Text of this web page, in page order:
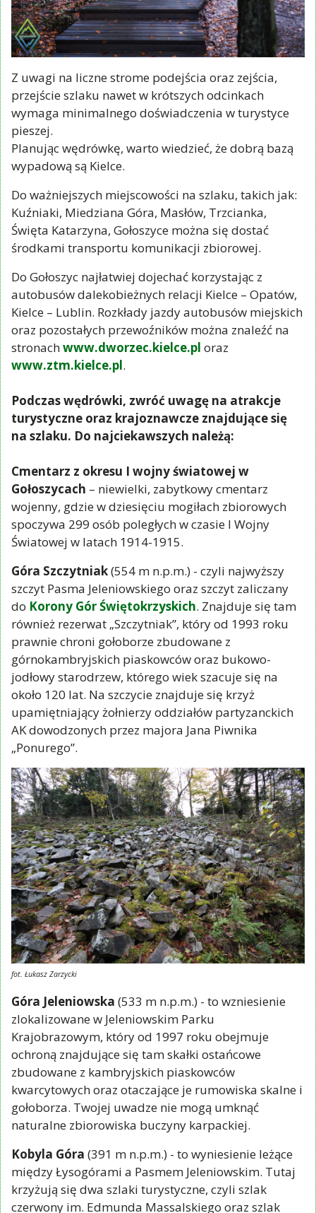
Z uwagi na liczne strome podejścia oraz zejścia,
przejście szlaku nawet w krótszych odcinkach
wymaga minimalnego doświadczenia w turystyce
pieszej.
Planując wędrówkę, warto wiedzieć, że dobrą bazą
wypadową są Kielce.
Do ważniejszych miejscowości na szlaku, takich jak:
Kuźniaki, Miedziana Góra, Masłów, Trzcianka,
Święta Katarzyna, Gołoszyce można się dostać
środkami transportu komunikacji zbiorowej.
Do Gołoszyc najłatwiej dojechać korzystając z
autobusów dalekobieżnych relacji Kielce – Opatów,
Kielce – Lublin. Rozkłady jazdy autobusów miejskich
oraz pozostałych przewoźników można znaleźć na
stronachwww.dworzec.kielce.pl oraz
www.ztm.kielce.pl.
Podczas wędrówki, zwróć uwagę na atrakcje
turystyczne oraz krajoznawcze znajdujące się
na szlaku. Do najciekawszych należą:
Cmentarz z okresu I wojny światowej w
Gołoszycach – niewielki, zabytkowy cmentarz
wojenny, gdzie w dziesięciu mogiłach zbiorowych
spoczywa 299 osób poległych w czasie I Wojny
Światowej w latach 1914-1915.
Góra Szczytniak(554 m n.p.m.) - czyli najwyższy
szczyt Pasma Jeleniowskiego oraz szczyt zaliczany
do Korony Gór Świętokrzyskich. Znajduje się tam
również rezerwat „Szczytniak”, który od 1993 roku
prawnie chroni gołoborze zbudowane z
górnokambryjskich piaskowców oraz bukowo-
jodłowy starodrzew, którego wiek szacuje się na
około 120 lat. Na szczycie znajduje się krzyż
upamiętniający żołnierzy oddziałów partyzanckich
AK dowodzonych przez majora Jana Piwnika
„Ponurego”.
fot. Łukasz Zarzycki
Góra Jeleniowska (533 m n.p.m.) - to wzniesienie
zlokalizowane w Jeleniowskim Parku
Krajobrazowym, który od 1997 roku obejmuje
ochroną znajdujące się tam skałki ostańcowe
zbudowane z kambryjskich piaskowców
kwarcytowych oraz otaczające je rumowiska skalne i
gołoborza. Twojej uwadze nie mogą umknąć
naturalne zbiorowiska buczyny karpackiej.
Kobyla Góra (391 m n.p.m.) - to wyniesienie leżące
między Łysogórami a Pasmem Jeleniowskim. Tutaj
krzyżują się dwa szlaki turystyczne, czyli szlak
czerwony im. Edmunda Massalskiego oraz szlak